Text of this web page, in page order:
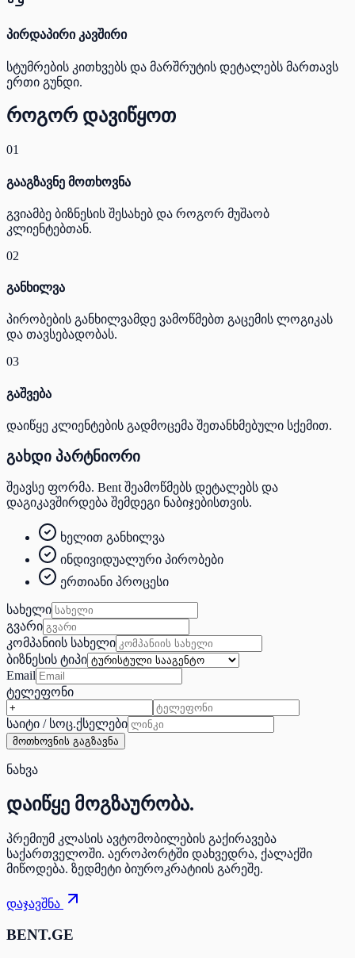
პირდაპირი კავშირი
სტუმრების კითხვებს და მარშრუტის დეტალებს მართავს
ერთი გუნდი.
როგორ დავიწყოთ
01
გააგზავნე მოთხოვნა
გვიამბე ბიზნესის შესახებ და როგორ მუშაობ
კლიენტებთან.
02
განხილვა
პირობების განხილვამდე ვამოწმებთ გაცემის ლოგიკას
და თავსებადობას.
03
გაშვება
დაიწყე კლიენტების გადმოცემა შეთანხმებული სქემით.
გახდი პარტნიორი
შეავსე ფორმა. Bent შეამოწმებს დეტალებს და
დაგიკავშირდება შემდეგი ნაბიჯებისთვის.
ხელით განხილვა
ინდივიდუალური პირობები
ერთიანი პროცესი
სახელი
გვარი
კომპანიის სახელი
ბიზნესის ტიპი
Email
ტელეფონი
საიტი / სოც.ქსელები
მოთხოვნის გაგზავნა
ნახვა
დაიწყე მოგზაურობა.
პრემიუმ კლასის ავტომობილების გაქირავება
საქართველოში. აეროპორტში დახვედრა, ქალაქში
მიწოდება. ზედმეტი ბიუროკრატიის გარეშე.
დაჯავშნა
BENT.GE